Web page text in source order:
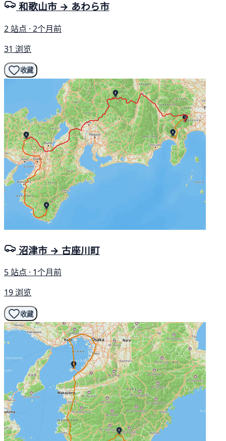
和歌山市 → あわら市
2 站点 · 2个月前
31 浏览
收藏
沼津市 → 古座川町
5 站点 · 1个月前
19 浏览
收藏